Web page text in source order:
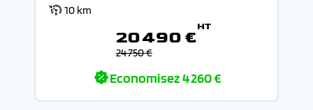
10 km
20 490 €
HT
24 750 €
Economisez4 260 €